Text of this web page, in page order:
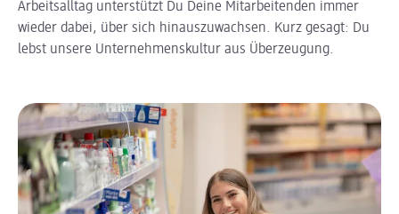
Arbeitsalltag unterstützt Du Deine Mitarbeitenden immer
wieder dabei, über sich hinauszuwachsen. Kurz gesagt: Du
lebst unsere Unternehmenskultur aus Überzeugung.